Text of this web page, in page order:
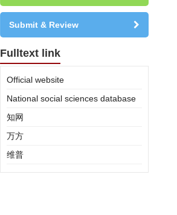
Submit & Review
Fulltext link
Official website
National social sciences database
知网
万方
维普